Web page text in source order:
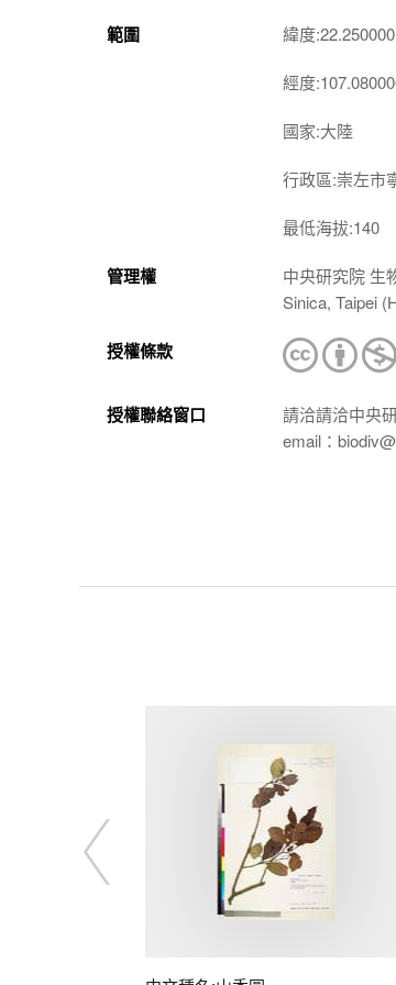
範圍 緯度:22.250000
經度
國家:大陸
行政區:崇左市
最低海拔:140
管理權
中央研究院 生
Sinica, Taipei
授權條款
授權聯絡窗口
請洽請洽中央
email：